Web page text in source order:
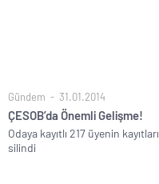
Gündem 31.01.2014
ÇESOB’da Önemli Gelişme!
Odaya kayıtlı 217 üyenin kayıtları
silindi